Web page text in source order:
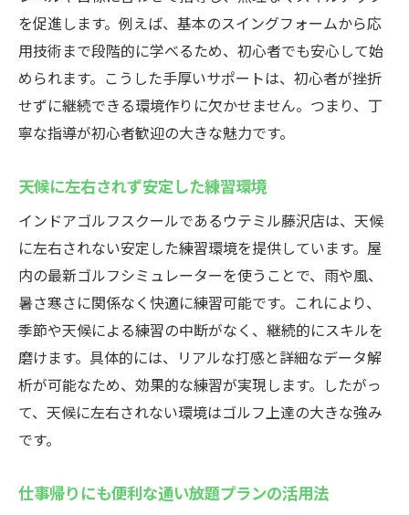
レンタルクラブで手ぶら利用が可能な施設
インドアゴルフスクールで初心者も無理な
く挑戦
通い放題プランを活用した継続的な上達法
駅近でアクセス抜群の練習環境が魅力
キルアップ
最新機器完備のインドアゴルフスクールで
練習
24時間営業が叶える自分だけの練習時間
通い放題プランでスイング改善を習慣化
無料貸出クラブで初心者も安心して挑戦
効率的な指導で早期スキルアップが可能
門
を促進します。例えば、基本のスイングフォームから応
用技術まで段階的に学べるため、初心者でも安心して始
められます。こうした手厚いサポートは、初心者が挫折
せずに継続できる環境作りに欠かせません。つまり、丁
寧な指導が初心者歓迎の大きな魅力です。
天候に左右されず安定した練習環境
インドアゴルフスクールであるウテミル藤沢店は、天候
に左右されない安定した練習環境を提供しています。屋
内の最新ゴルフシミュレーターを使うことで、雨や風、
暑さ寒さに関係なく快適に練習可能です。これにより、
季節や天候による練習の中断がなく、継続的にスキルを
磨けます。具体的には、リアルな打感と詳細なデータ解
析が可能なため、効果的な練習が実現します。したがっ
て、天候に左右されない環境はゴルフ上達の大きな強み
です。
仕事帰りにも便利な通い放題プランの活用法